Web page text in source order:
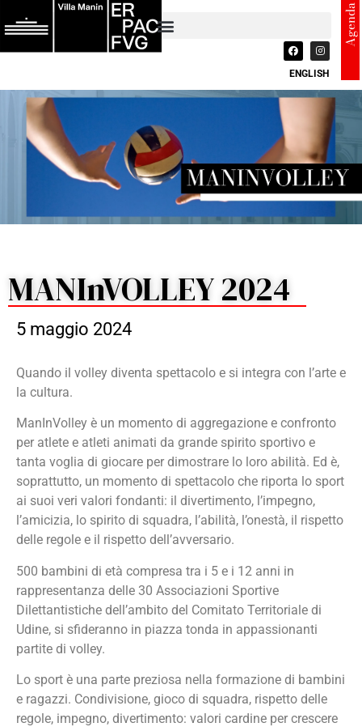
ENGLISH
Agenda
MANInVOLLEY 2024
5 maggio 2024
Quando il volley diventa spettacolo e si integra con l’arte e
la cultura.
ManInVolley è un momento di aggregazione e confronto
per atlete e atleti animati da grande spirito sportivo e
tanta voglia di giocare per dimostrare lo loro abilità. Ed è,
soprattutto, un momento di spettacolo che riporta lo sport
ai suoi veri valori fondanti: il divertimento, l’impegno,
l’amicizia, lo spirito di squadra, l’abilità, l’onestà, il rispetto
delle regole e il rispetto dell’avversario.
500 bambini di età compresa tra i 5 e i 12 anni in
rappresentanza delle 30 Associazioni Sportive
Dilettantistiche dell’ambito del Comitato Territoriale di
Udine, si sfideranno in piazza tonda in appassionanti
partite di volley.
Lo sport è una parte preziosa nella formazione di bambini
e ragazzi. Condivisione, gioco di squadra, rispetto delle
regole, impegno, divertimento: valori cardine per crescere